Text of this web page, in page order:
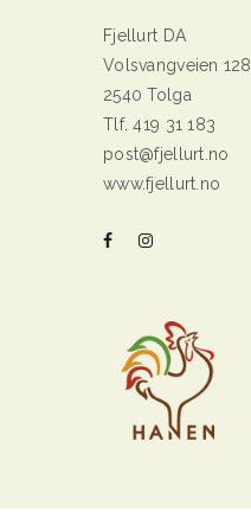
Fjellurt DA
Volsvangveien 128
2540 Tolga
Tlf. 419 31 183
post@fjellurt.no
www.fjellurt.no